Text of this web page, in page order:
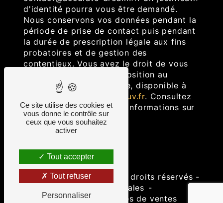
d'identité pourra vous être demandé.
Nous conservons vos données pendant la
période de prise de contact puis pendant
la durée de prescription légale aux fins
probatoires et de gestion des
contentieux. Vous avez le droit de vous
inscrire sur la liste d'opposition au
démarchage téléphonique, disponible à
cette adresse:
Bloctel.gouv.fr. Consultez
le site cnil.fr pour plus d’informations sur
vos droits.
Vistalid - 2026 - Tous droits réservés -
Mentions légales -
Conditions générales de ventes
Ce site utilise des cookies et
vous donne le contrôle sur
ceux que vous souhaitez
activer
Tout accepter
Tout refuser
Personnaliser